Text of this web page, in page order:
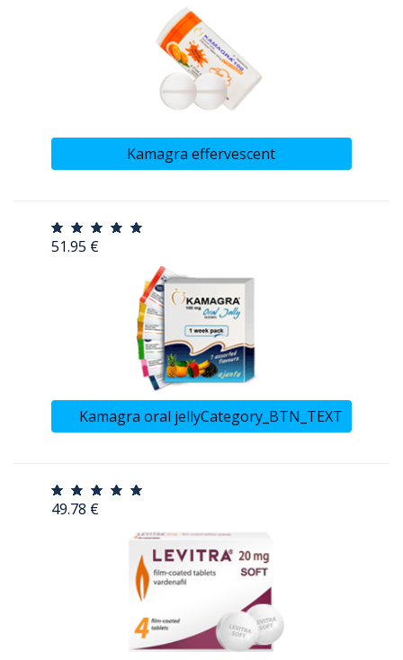
Kamagra effervescent
51.95 €
Kamagra oral jellyCategory_BTN_TEXT
49.78 €